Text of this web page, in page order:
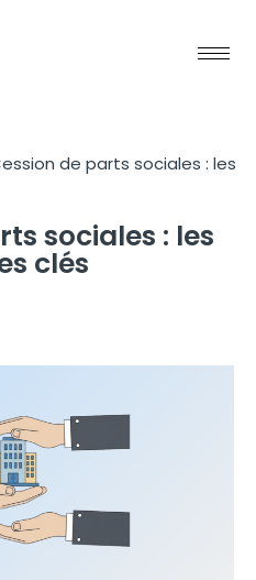
de parts sociales : les
sociales : les
clés